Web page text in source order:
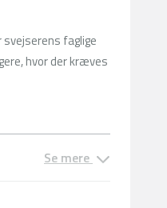
faglige
hvor der kræves
Se mere